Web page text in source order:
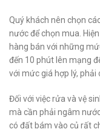
Quý khách nên chọn
nước để chọn mua.
hàng bán với những
đến 10 phút lên mạng
với mức giá hợp lý, phải
Đối với việc rửa và vệ
mà cần phải ngâm
có đất bám vào củ rất